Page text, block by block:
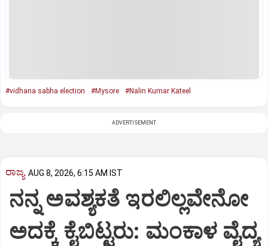
#vidhana sabha election #Mysore #Nalin Kumar Kateel
ADVERTISEMENT
ರಾಜ್ಯ AUG 8, 2026, 6:15 AM IST
ನನ್ನ ಅವಶ್ಯಕತೆ ಇರಲಿಲ್ಲವೇನೋ
ಅದಕ್ಕೆ ಕೈಬಿಟ್ಟರು: ಮಂಕಾಳ ವೈದ್ಯ